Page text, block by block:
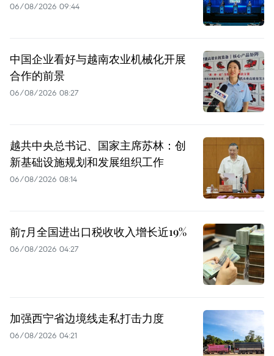
06/08/2026 09:44
中国企业看好与越南农业机械化开展
合作的前景
06/08/2026 08:27
越共中央总书记、国家主席苏林：创
新基础设施规划和发展组织工作
06/08/2026 08:14
前7月全国进出口税收收入增长近19%
06/08/2026 04:27
加强西宁省边境线走私打击力度
06/08/2026 04:21